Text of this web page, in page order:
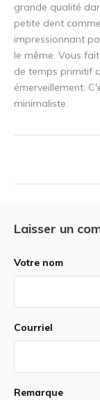
grande qualité
petite dent
impressionnant
le même. Vous
de temps primitif
émerveillement.
minimaliste.
Laisser un
Votre nom
Courriel
Remarque